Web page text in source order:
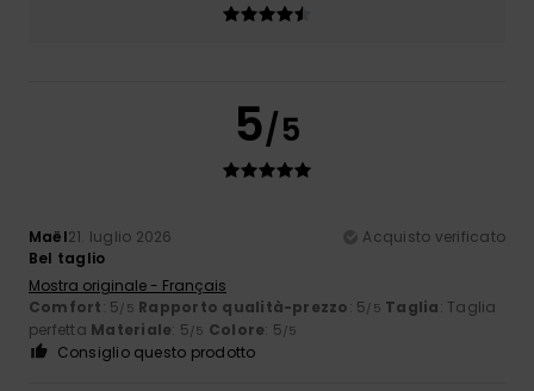
5/5
Maël21. luglio 2026
Acquisto verificato
Bel taglio
Mostra originale - Français
Comfort: 5/5 Rapporto qualità-prezzo: 5/5 Taglia: Taglia
perfetta Materiale: 5/5 Colore: 5/5
Consiglio questo prodotto